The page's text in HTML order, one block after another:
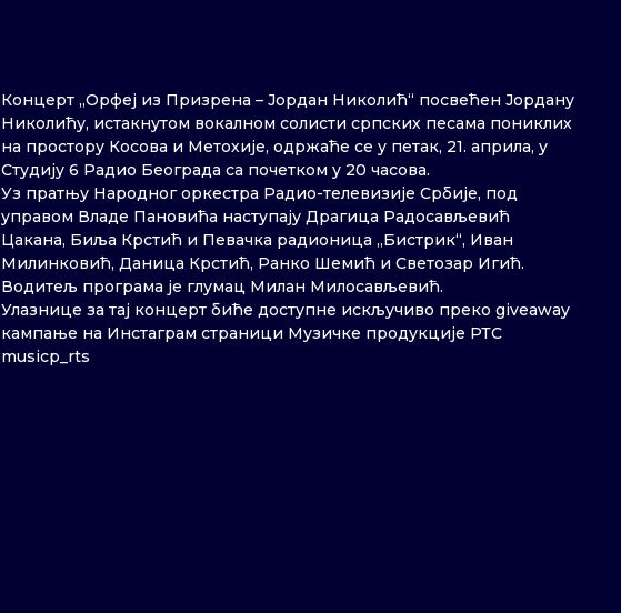
Концерт „Орфеј из Призрена – Јордан Николић“ посвећен Јордану
Николићу, истакнутом вокалном солисти српских песама пониклих
на простору Косова и Метохије, одржаће се у петак, 21. априла, у
Студију 6 Радио Београда са почетком у 20 часова.
Уз пратњу Народног оркестра Радио-телевизије Србије, под
управом Владе Пановића наступају Драгица Радосављевић
Цакана, Биља Крстић и Певачка радионица „Бистрик“, Иван
Милинковић, Даница Крстић, Ранко Шемић и Светозар Игић.
Водитељ програма је глумац Милан Милосављевић.
Улазнице за тај концерт биће доступне искључиво преко giveaway
кампање на Инстаграм страници Музичке продукције РТС
musicp_rts